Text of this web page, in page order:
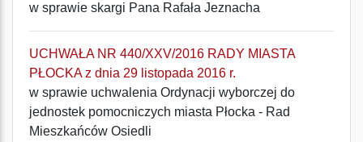
w sprawie skargi Pana Rafała Jeznacha
UCHWAŁA NR 440/XXV/2016 RADY MIASTA
PŁOCKA z dnia 29 listopada 2016 r.
w sprawie uchwalenia Ordynacji wyborczej do
jednostek pomocniczych miasta Płocka - Rad
Mieszkańców Osiedli